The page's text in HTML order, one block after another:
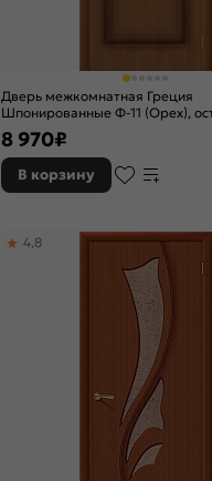
Дверь межкомнатная Греция
Шпонированные Ф-11 (Орех),
сатинат бронза
щитовая
8 970₽
В корзину
4,8